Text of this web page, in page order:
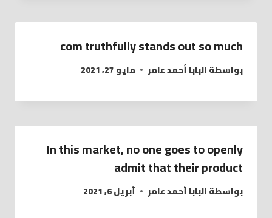
com truthfully stands out so much
بواسطةالبابا أحمد عامر مايو 27, 2021
In this market, no one goes to openly
admit that their product
بواسطةالبابا أحمد عامر أبريل 6, 2021